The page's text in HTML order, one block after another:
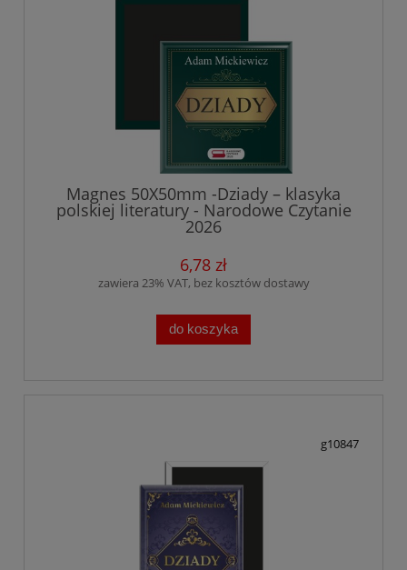
Magnes 50X50mm -Dziady – klasyka
polskiej literatury - Narodowe Czytanie
2026
6,78 zł
zawiera 23% VAT, bez kosztów dostawy
do koszyka
g10847